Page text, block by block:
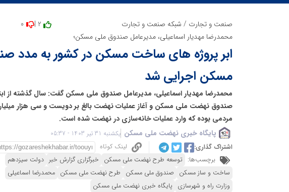
صنعت و تجارت / شبکه صنعت و تجارت
محمدرضا مهدیار اسماعیلی، مدیرعامل صندوق ملی مسکن؛
ابر پروژه های ساخت مسکن در کشور به مدد
مسکن اجرایی شد
محمدرضا مهدیار اسماعیلی، مدیرعامل صندوق ملی مسکن گفت: سال گذشته از
صندوق نهضت ملی مسکن و آغاز عملیات نهضت بالغ بر دویست و سی هزار
مردمی بوده که وارد عملیات خانه‌سازی در نهضت شده است.
پایگاه خبری نهضت ملی مسکن یکشنبه 31 تیر 1403 - 05:37
اشتراک گذاری:
لینک کوتاه
برچسب‌ها: توسعه طرح نهضت ملی مسکن خبرگزاری گزارش خبر دولت سیزدهم
ساخت و ساز مسکن صندوق ملی مسکن طرح نهضت ملی مسکن محمدرضا اسماعیلی
وزارت راه و شهرسازی پایگاه خبری نهضت ملی مسکن